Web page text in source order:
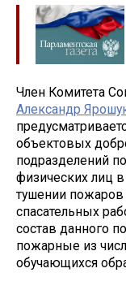
Член Комитета
Александр
объектовых
подразделений
физических лиц
тушении
спасательных
состав данного
пожарные из
обучающихся